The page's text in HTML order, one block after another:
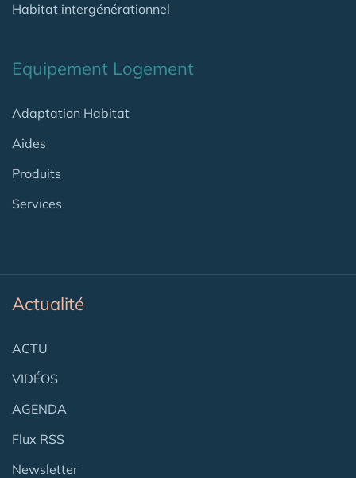
Habitat intergénérationnel
Equipement Logement
Adaptation Habitat
Aides
Produits
Services
Actualité
ACTU
VIDÉOS
AGENDA
Flux RSS
Newsletter